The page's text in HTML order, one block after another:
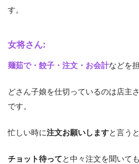
す。
女将さん:
麺茹で・餃子・注文・お会計などを担
どさん子娘を仕切っているのは店主
です。
忙しい時に注文お願いしますと言う
チョット待ってと中々注文を聞いて